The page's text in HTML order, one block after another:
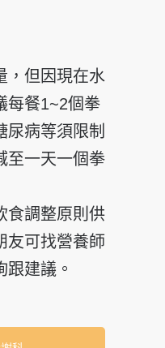
，但因現在水
每餐1~2個拳
尿病等須限制
至一天一個拳
食調整原則供
友可找營養師
跟建議。